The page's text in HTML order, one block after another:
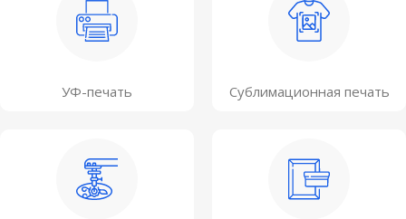
УФ-печать Сублимационная печать